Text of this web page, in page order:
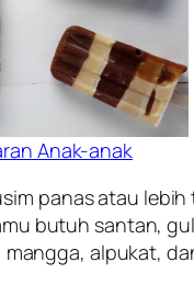
Anak-anak
panas atau
butuh santan,
alpukat,